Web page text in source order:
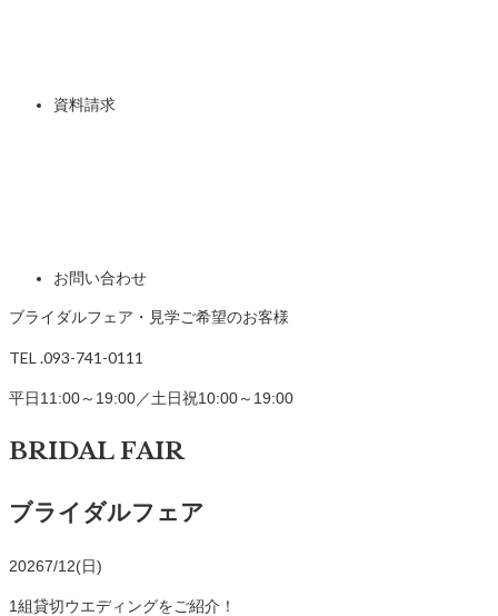
資料請求
お問い合わせ
ブライダルフェア・見学ご希望のお客様
TEL .093-741-0111
平日11:00～19:00／土日祝10:00～19:00
BRIDAL FAIR
ブライダルフェア
20267/12(日)
1組貸切ウエディングをご紹介！